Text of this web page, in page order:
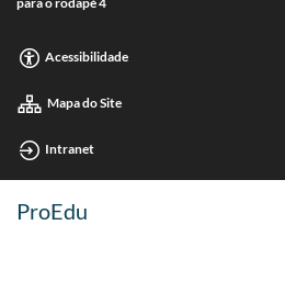
Acessibilidade
Mapa do Site
Intranet
ProEdu